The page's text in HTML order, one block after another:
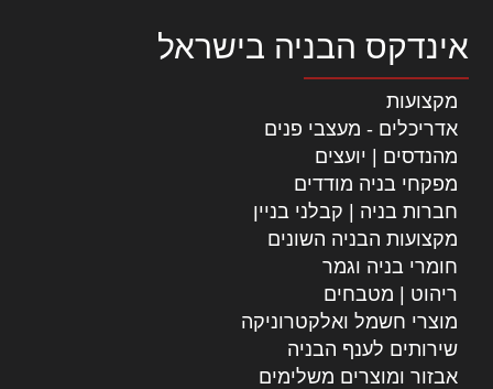
אינדקס הבניה בישראל
מקצועות
אדריכלים - מעצבי פנים
מהנדסים | יועצים
מפקחי בניה מודדים
חברות בניה | קבלני בניין
מקצועות הבניה השונים
חומרי בניה וגמר
ריהוט | מטבחים
מוצרי חשמל ואלקטרוניקה
שירותים לענף הבניה
אבזור ומוצרים משלימים